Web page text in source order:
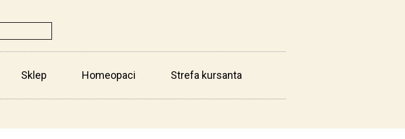
Sklep Homeopaci Strefa kursanta